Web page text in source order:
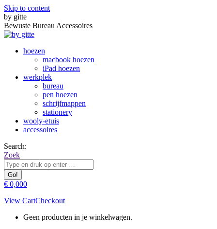
Skip to content
by gitte
Bewuste Bureau Accessoires
hoezen
macbook hoezen
iPad hoezen
werkplek
bureau
pen hoezen
schrijfmappen
stationery
wooly-etuis
accessoires
Search:
Zoek
€ 0,000
View CartCheckout
Geen producten in je winkelwagen.